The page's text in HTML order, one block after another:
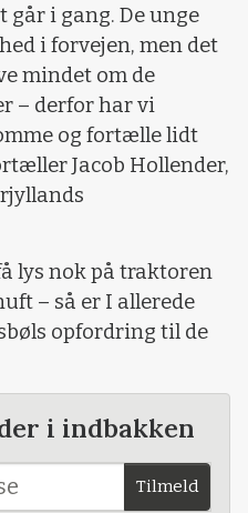
i gang. De unge
i forvejen, men det
mindet om de
– derfor har vi
og fortælle lidt
Jacob Hollender,
lys nok på traktoren
– så er I allerede
opfordring til de
i indbakken
Tilmeld